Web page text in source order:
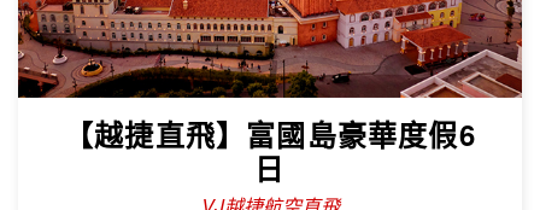
【越捷直飛】富國島豪華度假6
日